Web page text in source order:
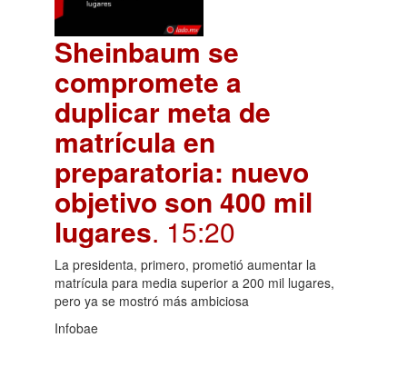
Sheinbaum se
compromete a
duplicar meta de
matrícula en
preparatoria: nuevo
objetivo son 400 mil
lugares. 15:20
La presidenta, primero, prometió aumentar la
matrícula para media superior a 200 mil lugares,
pero ya se mostró más ambiciosa
Infobae